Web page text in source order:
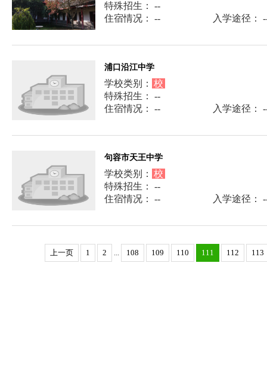
特殊招生： --
住宿情况： --
入学途径：
浦口沿江中学
学校类别： 校
特殊招生： --
住宿情况： --
入学途径：
句容市天王中学
学校类别： 校
特殊招生： --
住宿情况： --
入学途径：
上一页 1 2 ... 108 109 110 111 112 113